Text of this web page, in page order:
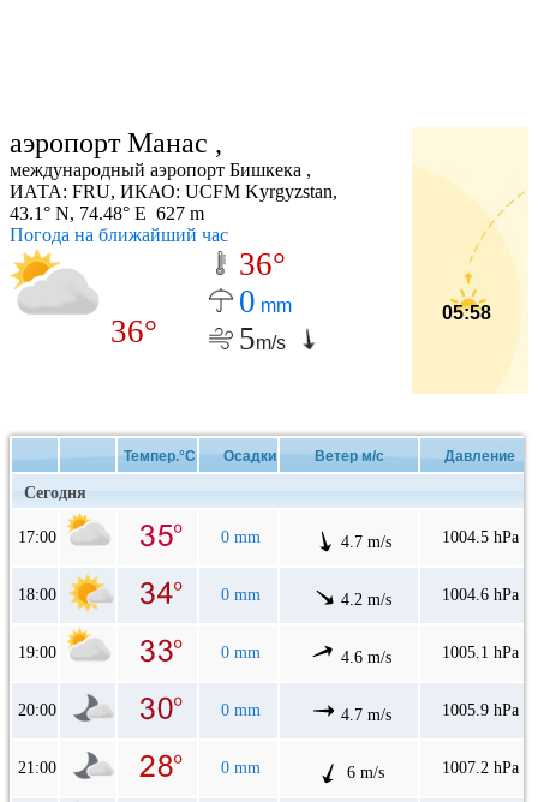
аэропорт Манас ,
международный аэропорт Бишкека ,
ИАТА: FRU, ИКАО: UCFM Kyrgyzstan,
43.1° N, 74.48° E 627 m
Погода на ближайший час
36°
36°
0 mm
5m/s
05:58
Темпер.°C Осадки Ветер м/с Давление
Сегодня
17:00 0 mm 4.7 m/s 1004.5 hPa
18:00 0 mm 4.2 m/s 1004.6 hPa
19:00 0 mm 4.6 m/s 1005.1 hPa
20:00 0 mm 4.7 m/s 1005.9 hPa
21:00 0 mm 6 m/s 1007.2 hPa